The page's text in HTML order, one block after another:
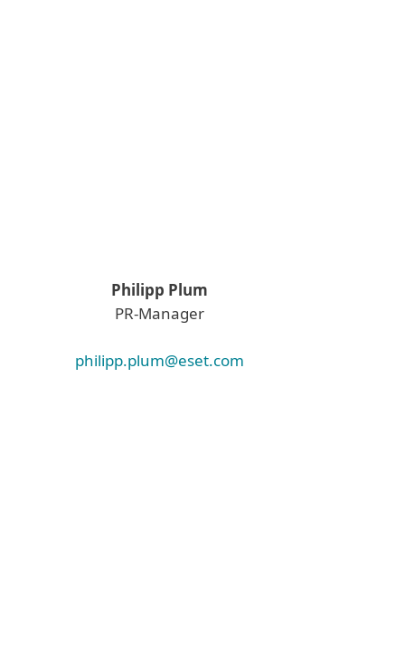
Philipp Plum
PR-Manager
philipp.plum@eset.com